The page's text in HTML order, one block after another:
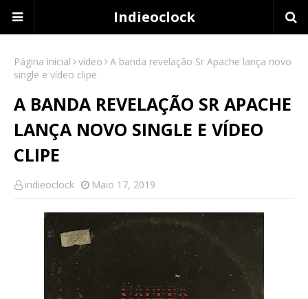
Indieoclock
Página inicial vídeo
A banda revelação Sr Apache lança novo
single e vídeo clipe
A BANDA REVELAÇÃO SR APACHE
LANÇA NOVO SINGLE E VÍDEO
CLIPE
indieoclock Maio 17, 2019